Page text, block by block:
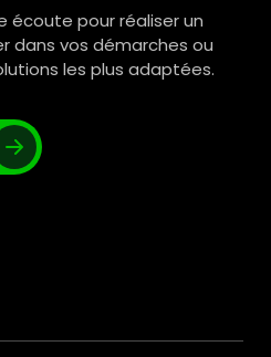
écoute pour réaliser un
dans vos démarches ou
les plus adaptées.